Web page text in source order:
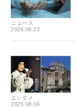
ニュース
2026.08.03
エンタメ
2025.08.06